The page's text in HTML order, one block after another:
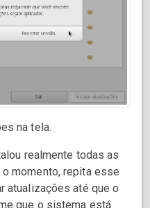
na tela.
realmente todas as
momento, repita esse
atualizações até que o
que o sistema está